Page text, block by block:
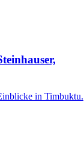
in Timbuktu.